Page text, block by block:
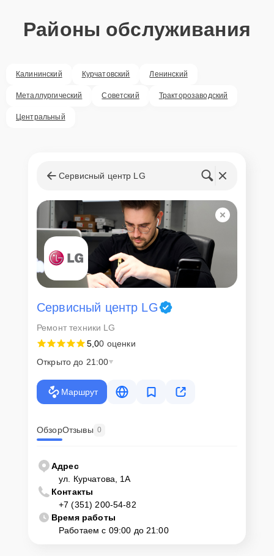
Районы обслуживания
Калининский Курчатовский Ленинский
Металлургический Советский Тракторозаводский
Центральный
Сервисный центр LG
Сервисный центр LG
Ремонт техники LG
5,00 оценки
Открыто до 21:00
Маршрут
ОбзорОтзывы 0
Адрес
ул. Курчатова, 1А
Контакты
+7 (351) 200-54-82
Время работы
Работаем с 09:00 до 21:00